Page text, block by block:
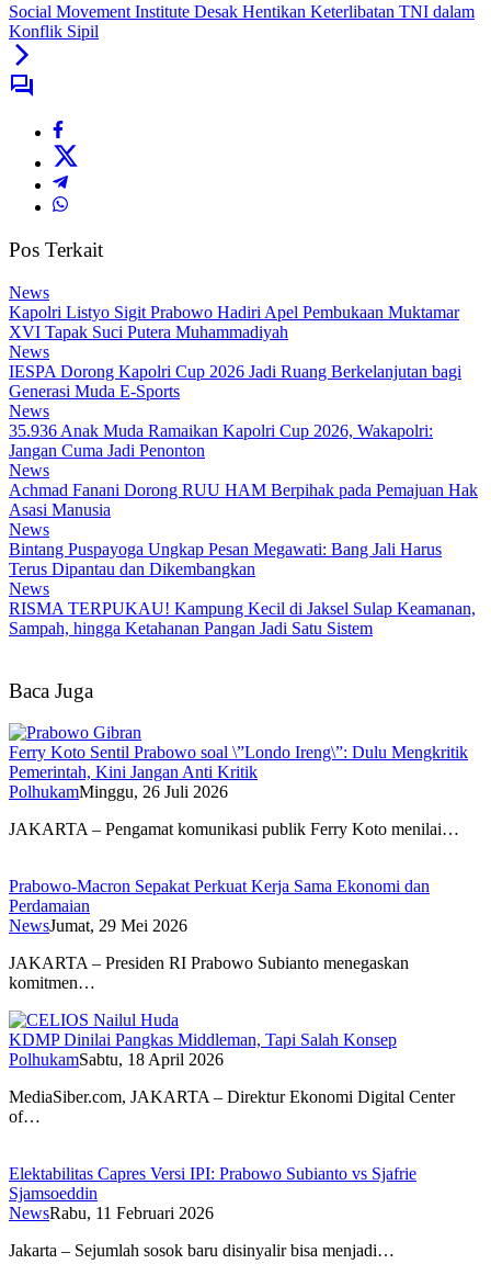
Social Movement Institute Desak Hentikan Keterlibatan TNI dalam
Konflik Sipil
Pos Terkait
News
Kapolri Listyo Sigit Prabowo Hadiri Apel Pembukaan Muktamar
XVI Tapak Suci Putera Muhammadiyah
News
IESPA Dorong Kapolri Cup 2026 Jadi Ruang Berkelanjutan bagi
Generasi Muda E-Sports
News
35.936 Anak Muda Ramaikan Kapolri Cup 2026, Wakapolri:
Jangan Cuma Jadi Penonton
News
Achmad Fanani Dorong RUU HAM Berpihak pada Pemajuan Hak
Asasi Manusia
News
Bintang Puspayoga Ungkap Pesan Megawati: Bang Jali Harus
Terus Dipantau dan Dikembangkan
News
RISMA TERPUKAU! Kampung Kecil di Jaksel Sulap Keamanan,
Sampah, hingga Ketahanan Pangan Jadi Satu Sistem
Baca Juga
Ferry Koto Sentil Prabowo soal \”Londo Ireng\”: Dulu Mengkritik
Pemerintah, Kini Jangan Anti Kritik
PolhukamMinggu, 26 Juli 2026
JAKARTA – Pengamat komunikasi publik Ferry Koto menilai…
Prabowo-Macron Sepakat Perkuat Kerja Sama Ekonomi dan
Perdamaian
NewsJumat, 29 Mei 2026
JAKARTA – Presiden RI Prabowo Subianto menegaskan
komitmen…
KDMP Dinilai Pangkas Middleman, Tapi Salah Konsep
PolhukamSabtu, 18 April 2026
MediaSiber.com, JAKARTA – Direktur Ekonomi Digital Center
of…
Elektabilitas Capres Versi IPI: Prabowo Subianto vs Sjafrie
Sjamsoeddin
NewsRabu, 11 Februari 2026
Jakarta – Sejumlah sosok baru disinyalir bisa menjadi…